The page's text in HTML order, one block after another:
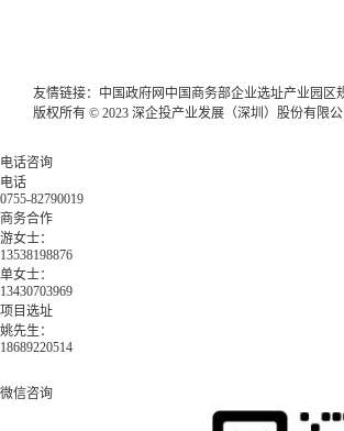
友情链接： 中国政府网 中国商务部企业选址产业园区
版权所有 © 2023 深企投产业发展（深圳）股份有限公
电话咨询
电话
0755-82790019
商务合作
游女士：
13538198876
单女士：
13430703969
项目选址
姚先生：
18689220514
微信咨询